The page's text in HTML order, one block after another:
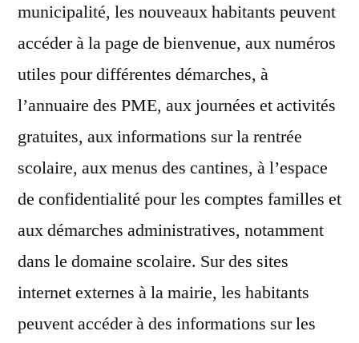
municipalité, les nouveaux habitants peuvent
accéder à la page de bienvenue, aux numéros
utiles pour différentes démarches, à
l’annuaire des PME, aux journées et activités
gratuites, aux informations sur la rentrée
scolaire, aux menus des cantines, à l’espace
de confidentialité pour les comptes familles et
aux démarches administratives, notamment
dans le domaine scolaire. Sur des sites
internet externes à la mairie, les habitants
peuvent accéder à des informations sur les